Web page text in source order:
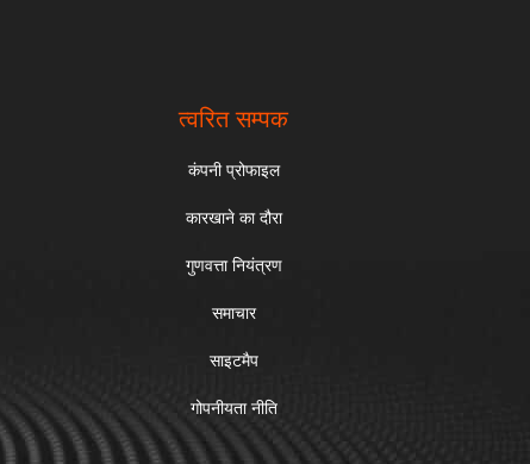
त्वरित सम्पक
कंपनी प्रोफाइल
कारखाने का दौरा
गुणवत्ता नियंत्रण
समाचार
साइटमैप
गोपनीयता नीति